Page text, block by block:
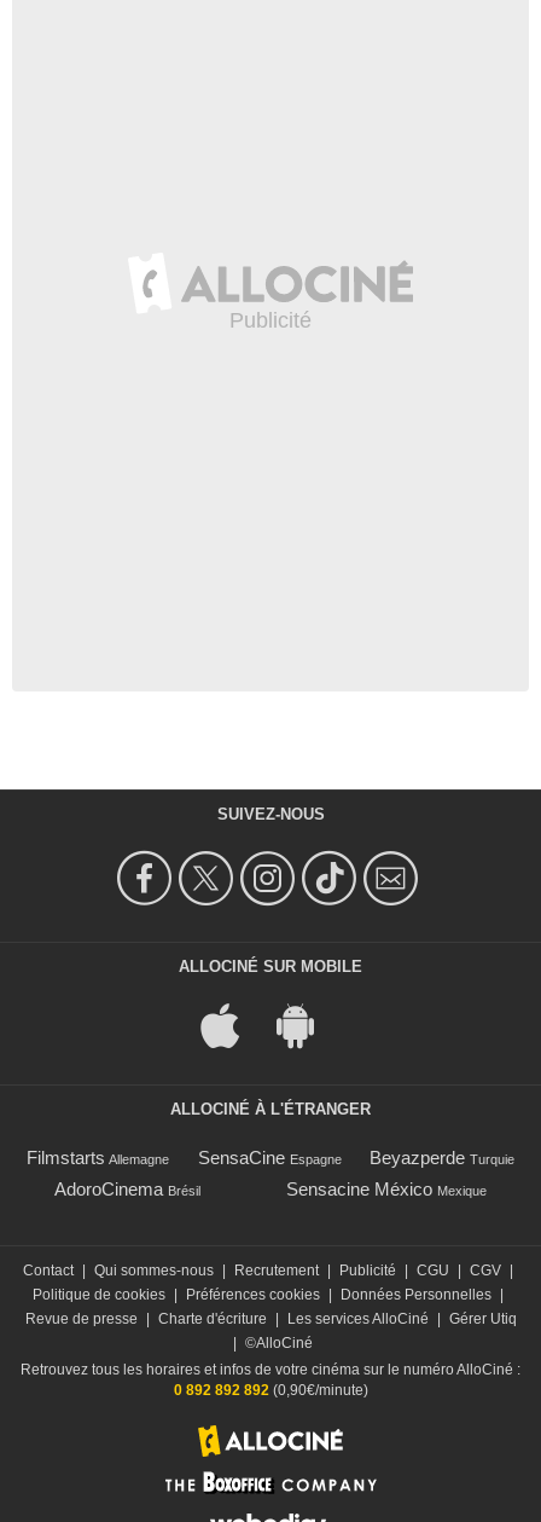
SUIVEZ-NOUS
ALLOCINÉ SUR MOBILE
ALLOCINÉ À L'ÉTRANGER
Filmstarts Allemagne SensaCine Espagne Beyazperde Turquie
AdoroCinema Brésil Sensacine México Mexique
Contact Qui sommes-nous Recrutement Publicité CGU CGV
Politique de cookies
Préférences cookies Données Personnelles
Revue de presse
Charte d'écriture Les services AlloCiné
Gérer Utiq
©AlloCiné
Retrouvez tous les horaires et infos de votre cinéma sur le numéro AlloCiné :
0 892 892 892(0,90€/minute)